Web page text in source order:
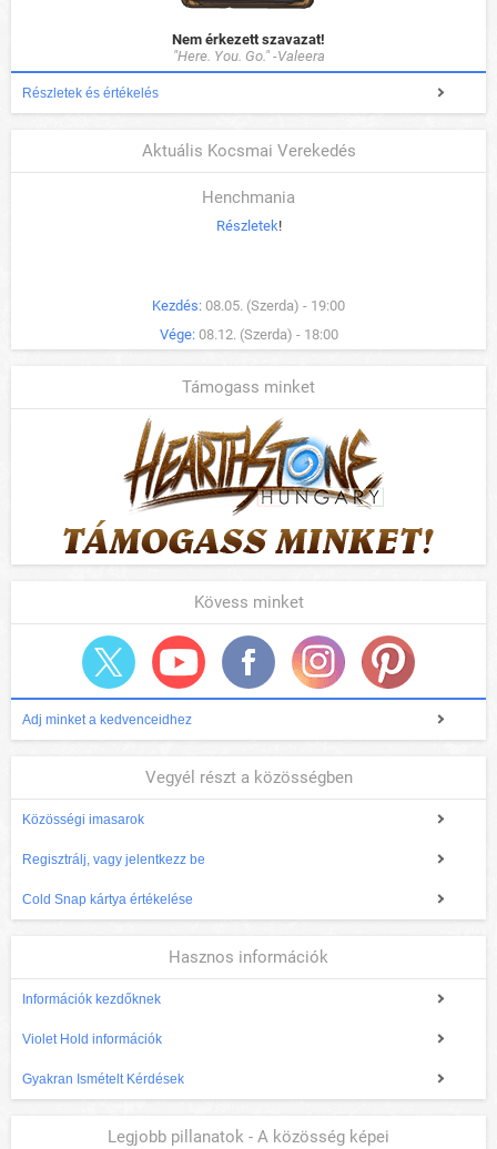
Nem érkezett szavazat!
"Here. You. Go." -Valeera
Részletek és értékelés
Aktuális Kocsmai Verekedés
Henchmania
Részletek!
Kezdés: 08.05. (Szerda) - 19:00
Vége: 08.12. (Szerda) - 18:00
Támogass minket
Kövess minket
Adj minket a kedvenceidhez
Vegyél részt a közösségben
Közösségi imasarok
Regisztrálj, vagy jelentkezz be
Cold Snap kártya értékelése
Hasznos információk
Információk kezdőknek
Violet Hold információk
Gyakran Ismételt Kérdések
Legjobb pillanatok - A közösség képei